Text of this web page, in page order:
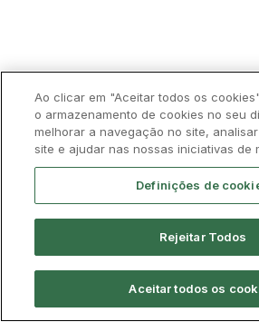
Ao clicar em "Aceitar todos os
o armazenamento de cookies no seu
melhorar a navegação no site,
site e ajudar nas nossas iniciativas de
Definições de
Rejeitar Todos
Aceitar todos os